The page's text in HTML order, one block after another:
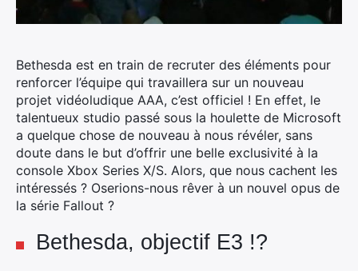
Bethesda est en train de recruter des éléments pour
renforcer l’équipe qui travaillera sur un nouveau
projet vidéoludique AAA, c’est officiel ! En effet, le
talentueux studio passé sous la houlette de Microsoft
a quelque chose de nouveau à nous révéler, sans
doute dans le but d’offrir une belle exclusivité à la
console Xbox Series X/S. Alors, que nous cachent les
intéressés ? Oserions-nous rêver à un nouvel opus de
la série Fallout ?
Bethesda, objectif E3 !?